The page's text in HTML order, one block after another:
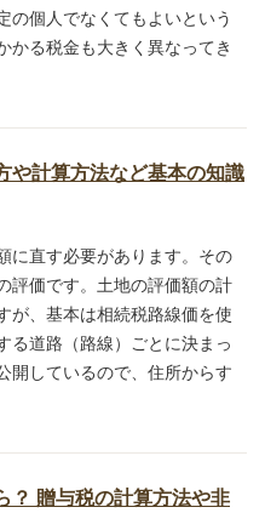
の個人でなくてもよいという
かる税金も大きく異なってき
や計算方法など基本の知識
に直す必要があります。その
評価です。土地の評価額の計
が、基本は相続税路線価を使
る道路（路線）ごとに決まっ
開しているので、住所からす
？ 贈与税の計算方法や非